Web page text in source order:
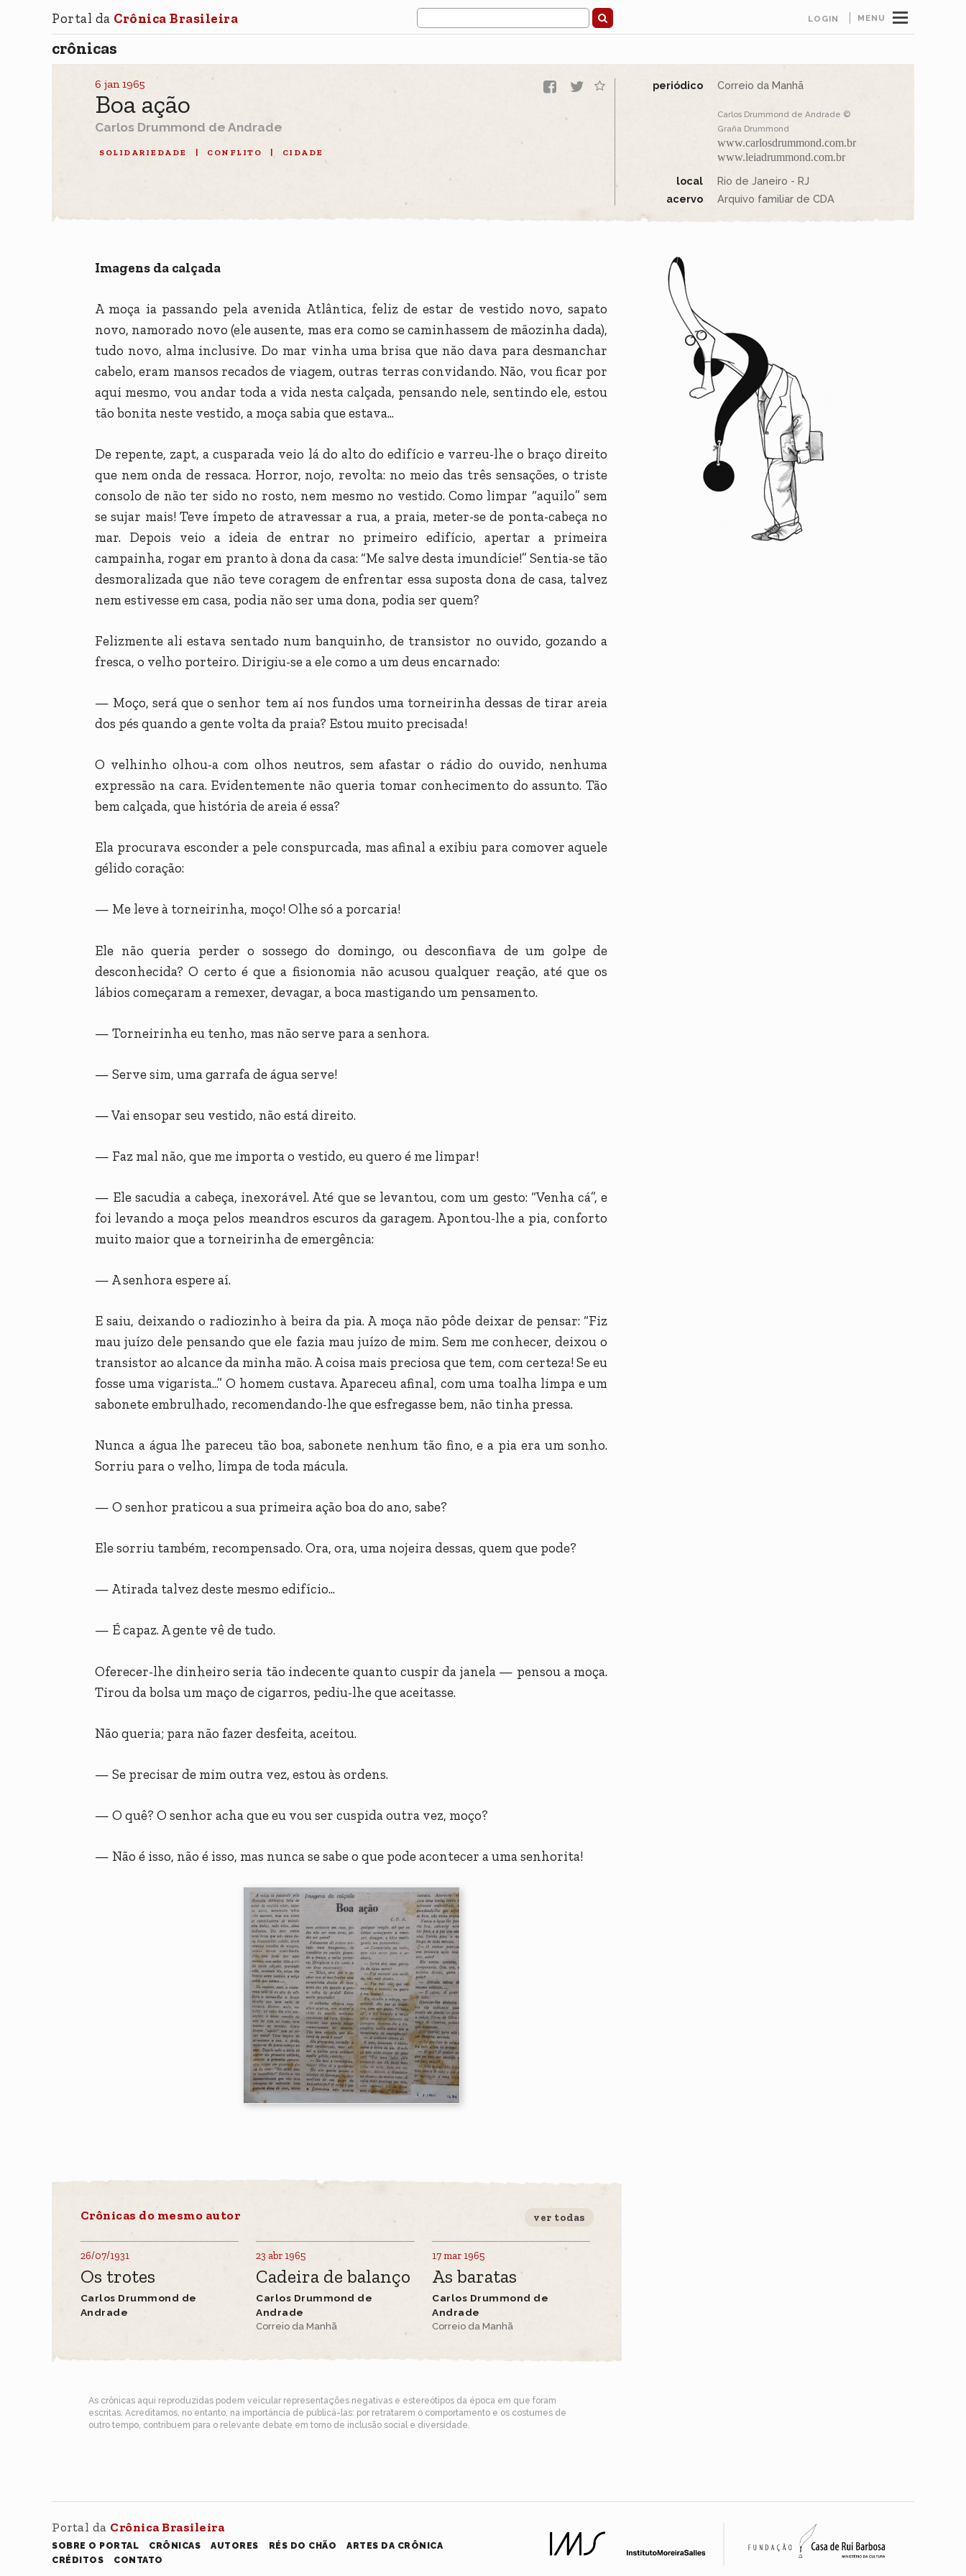
MENU
Portal da Crônica Brasileira LOGIN
crônicas
6 jan 1965
Boa ação
Carlos Drummond de Andrade
SOLIDARIEDADE CONFLITO CIDADE
periódico Correio da Manhã
Carlos Drummond de Andrade ©
Graña Drummond
www.carlosdrummond.com.br
www.leiadrummond.com.br
local
Rio de Janeiro - RJ
acervo
Arquivo familiar de CDA
Imagens da calçada
A moça ia passando pela avenida Atlântica, feliz de estar de vestido novo, sapato
novo, namorado novo (ele ausente, mas era como se caminhassem de mãozinha dada),
tudo novo, alma inclusive. Do mar vinha uma brisa que não dava para desmanchar
cabelo, eram mansos recados de viagem, outras terras convidando. Não, vou ficar por
aqui mesmo, vou andar toda a vida nesta calçada, pensando nele, sentindo ele, estou
tão bonita neste vestido, a moça sabia que estava...
De repente, zapt, a cusparada veio lá do alto do edifício e varreu-lhe o braço direito
que nem onda de ressaca. Horror, nojo, revolta: no meio das três sensações, o triste
consolo de não ter sido no rosto, nem mesmo no vestido. Como limpar “aquilo” sem
se sujar mais! Teve ímpeto de atravessar a rua, a praia, meter-se de ponta-cabeça no
mar. Depois veio a ideia de entrar no primeiro edifício, apertar a primeira
campainha, rogar em pranto à dona da casa: “Me salve desta imundície!” Sentia-se tão
desmoralizada que não teve coragem de enfrentar essa suposta dona de casa, talvez
nem estivesse em casa, podia não ser uma dona, podia ser quem?
Felizmente ali estava sentado num banquinho, de transistor no ouvido, gozando a
fresca, o velho porteiro. Dirigiu-se a ele como a um deus encarnado:
— Moço, será que o senhor tem aí nos fundos uma torneirinha dessas de tirar areia
dos pés quando a gente volta da praia? Estou muito precisada!
O velhinho olhou-a com olhos neutros, sem afastar o rádio do ouvido, nenhuma
expressão na cara. Evidentemente não queria tomar conhecimento do assunto. Tão
bem calçada, que história de areia é essa?
Ela procurava esconder a pele conspurcada, mas afinal a exibiu para comover aquele
gélido coração:
— Me leve à torneirinha, moço! Olhe só a porcaria!
Ele não queria perder o sossego do domingo, ou desconfiava de um golpe de
desconhecida? O certo é que a fisionomia não acusou qualquer reação, até que os
lábios começaram a remexer, devagar, a boca mastigando um pensamento.
— Torneirinha eu tenho, mas não serve para a senhora.
— Serve sim, uma garrafa de água serve!
— Vai ensopar seu vestido, não está direito.
— Faz mal não, que me importa o vestido, eu quero é me limpar!
— Ele sacudia a cabeça, inexorável. Até que se levantou, com um gesto: “Venha cá”, e
foi levando a moça pelos meandros escuros da garagem. Apontou-lhe a pia, conforto
muito maior que a torneirinha de emergência:
— A senhora espere aí.
E saiu, deixando o radiozinho à beira da pia. A moça não pôde deixar de pensar: “Fiz
mau juízo dele pensando que ele fazia mau juízo de mim. Sem me conhecer, deixou o
transistor ao alcance da minha mão. A coisa mais preciosa que tem, com certeza! Se eu
fosse uma vigarista...” O homem custava. Apareceu afinal, com uma toalha limpa e um
sabonete embrulhado, recomendando-lhe que esfregasse bem, não tinha pressa.
Nunca a água lhe pareceu tão boa, sabonete nenhum tão fino, e a pia era um sonho.
Sorriu para o velho, limpa de toda mácula.
— O senhor praticou a sua primeira ação boa do ano, sabe?
Ele sorriu também, recompensado. Ora, ora, uma nojeira dessas, quem que pode?
— Atirada talvez deste mesmo edifício...
— É capaz. A gente vê de tudo.
Oferecer-lhe dinheiro seria tão indecente quanto cuspir da janela — pensou a moça.
Tirou da bolsa um maço de cigarros, pediu-lhe que aceitasse.
Não queria; para não fazer desfeita, aceitou.
— Se precisar de mim outra vez, estou às ordens.
— O quê? O senhor acha que eu vou ser cuspida outra vez, moço?
— Não é isso, não é isso, mas nunca se sabe o que pode acontecer a uma senhorita!
Crônicas do mesmo autor ver todas
26/07/1931
Os trotes
Carlos Drummond de
Andrade
23 abr 1965
Cadeira de balanço
Carlos Drummond de
Andrade
Correio da Manhã
17 mar 1965
As baratas
Carlos Drummond de
Andrade
Correio da Manhã
As crônicas aqui reproduzidas podem veicular representações negativas e estereótipos da época em que foram
escritas. Acreditamos, no entanto, na importância de publicá-las: por retratarem o comportamento e os costumes de
outro tempo, contribuem para o relevante debate em torno de inclusão social e diversidade.
Portal da Crônica Brasileira
SOBRE O PORTAL CRÔNICAS AUTORES RÉS DO CHÃO
ARTES DA CRÔNICA
CRÉDITOS
CONTATO